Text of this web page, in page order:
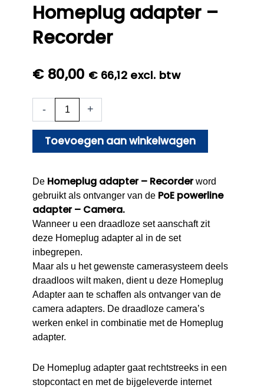
Homeplug adapter –
Recorder
€80,00 €66,12 excl. btw
-
Homeplug
adapter
Recorder
aantal
+
Toevoegen aan winkelwagen
De Homeplug adapter – Recorderword
gebruikt als ontvanger van de PoE powerline
adapter – Camera.
Wanneer u een draadloze set aanschaft zit
deze Homeplug adapter al in de set
inbegrepen.
Maar als u het gewenste camerasysteem deels
draadloos wilt maken, dient u deze Homeplug
Adapter aan te schaffen als ontvanger van de
camera adapters. De draadloze camera’s
werken enkel in combinatie met de Homeplug
adapter.
De Homeplug adapter gaat rechtstreeks in een
stopcontact en met de bijgeleverde internet